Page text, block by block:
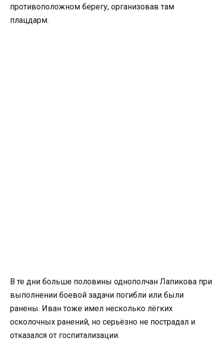
противоположном берегу, организовав там
плацдарм.
В те дни больше половины однополчан Лапикова при
выполнении боевой задачи погибли или были
ранены. Иван тоже имел несколько лёгких
осколочных ранений, но серьёзно не пострадал и
отказался от госпитализации.